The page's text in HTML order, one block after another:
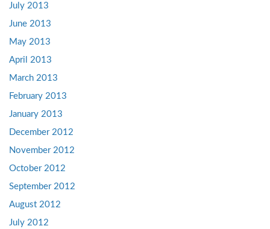
July 2013
June 2013
May 2013
April 2013
March 2013
February 2013
January 2013
December 2012
November 2012
October 2012
September 2012
August 2012
July 2012